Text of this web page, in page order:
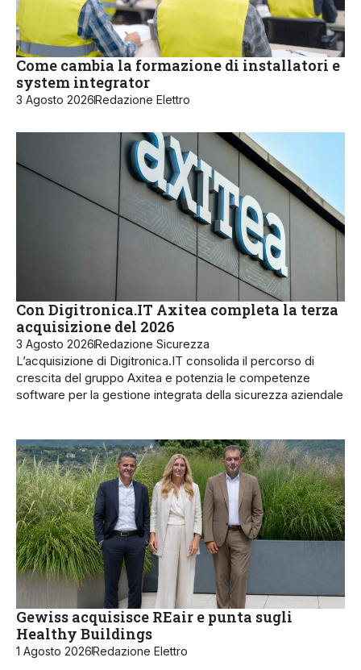
Come cambia la formazione di installatori e
system integrator
3 Agosto 2026Redazione Elettro
Con Digitronica.IT Axitea completa la terza
acquisizione del 2026
3 Agosto 2026Redazione Sicurezza
L’acquisizione di Digitronica.IT consolida il percorso di
crescita del gruppo Axitea e potenzia le competenze
software per la gestione integrata della sicurezza aziendale
Gewiss acquisisce REair e punta sugli
Healthy Buildings
1 Agosto 2026Redazione Elettro